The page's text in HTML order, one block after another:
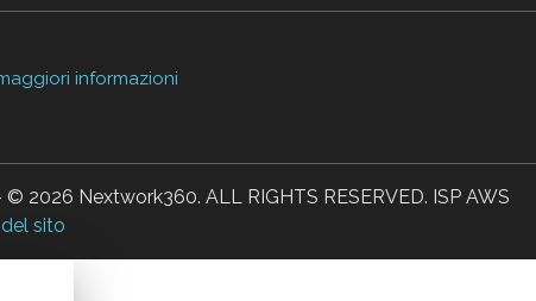
informazioni
2026 Nextwork360. ALL RIGHTS RESERVED. ISP AWS
sito